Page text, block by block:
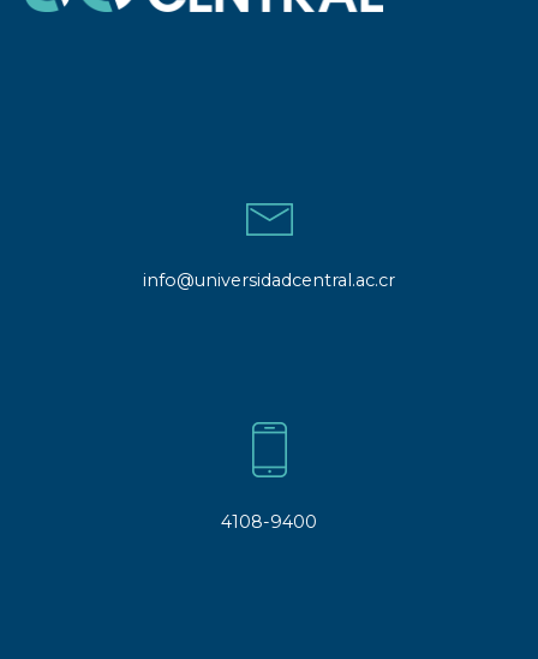
info@universidadcentral.ac.cr
4108-9400